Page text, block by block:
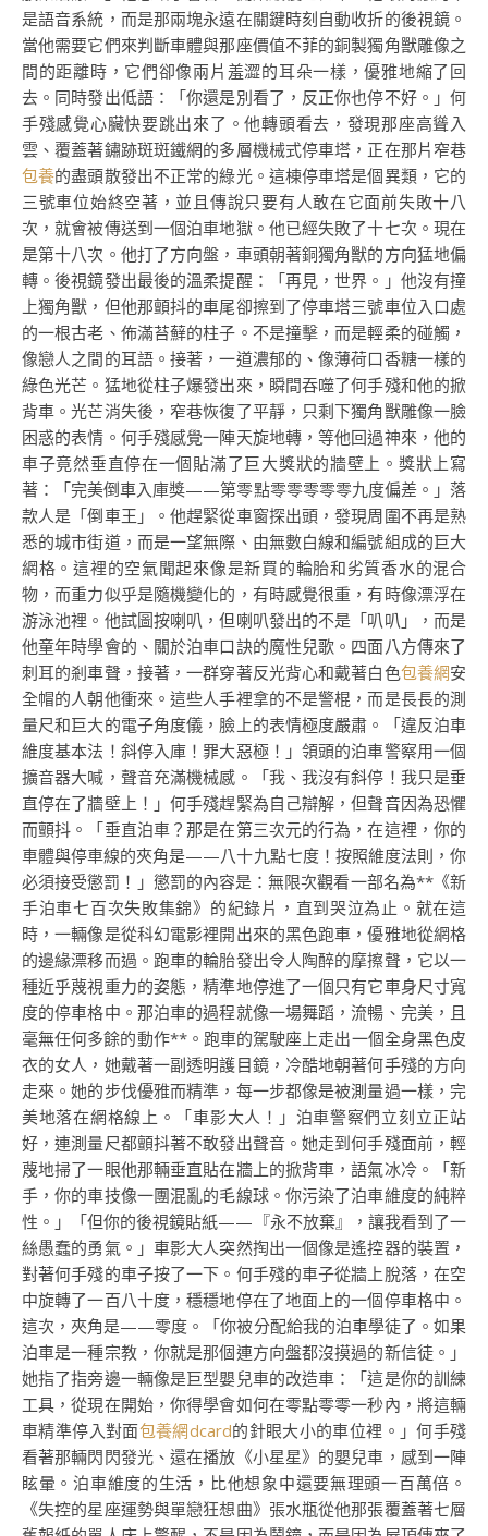
是語音系統，而是那兩塊永遠在關鍵時刻自動收折的後視鏡。
當他需要它們來判斷車體與那座價值不菲的銅製獨角獸雕像之
間的距離時，它們卻像兩片羞澀的耳朵一樣，優雅地縮了回
去。同時發出低語：「你還是別看了，反正你也停不好。」何
手殘感覺心臟快要跳出來了。他轉頭看去，發現那座高聳入
雲、覆蓋著鏽跡斑斑鐵網的多層機械式停車塔，正在那片窄巷
包養的盡頭散發出不正常的綠光。這棟停車塔是個異類，它的
三號車位始終空著，並且傳說只要有人敢在它面前失敗十八
次，就會被傳送到一個泊車地獄。他已經失敗了十七次。現在
是第十八次。他打了方向盤，車頭朝著銅獨角獸的方向猛地偏
轉。後視鏡發出最後的溫柔提醒：「再見，世界。」他沒有撞
上獨角獸，但他那顫抖的車尾卻擦到了停車塔三號車位入口處
的一根古老、佈滿苔蘚的柱子。不是撞擊，而是輕柔的碰觸，
像戀人之間的耳語。接著，一道濃郁的、像薄荷口香糖一樣的
綠色光芒。猛地從柱子爆發出來，瞬間吞噬了何手殘和他的掀
背車。光芒消失後，窄巷恢復了平靜，只剩下獨角獸雕像一臉
困惑的表情。何手殘感覺一陣天旋地轉，等他回過神來，他的
車子竟然垂直停在一個貼滿了巨大獎狀的牆壁上。獎狀上寫
著：「完美倒車入庫獎——第零點零零零零零九度偏差。」落
款人是「倒車王」。他趕緊從車窗探出頭，發現周圍不再是熟
悉的城市街道，而是一望無際、由無數白線和編號組成的巨大
網格。這裡的空氣聞起來像是新買的輪胎和劣質香水的混合
物，而重力似乎是隨機變化的，有時感覺很重，有時像漂浮在
游泳池裡。他試圖按喇叭，但喇叭發出的不是「叭叭」，而是
他童年時學會的、關於泊車口訣的魔性兒歌。四面八方傳來了
刺耳的剎車聲，接著，一群穿著反光背心和戴著白色包養網安
全帽的人朝他衝來。這些人手裡拿的不是警棍，而是長長的測
量尺和巨大的電子角度儀，臉上的表情極度嚴肅。「違反泊車
維度基本法！斜停入庫！罪大惡極！」領頭的泊車警察用一個
擴音器大喊，聲音充滿機械感。「我、我沒有斜停！我只是垂
直停在了牆壁上！」何手殘趕緊為自己辯解，但聲音因為恐懼
而顫抖。「垂直泊車？那是在第三次元的行為，在這裡，你的
車體與停車線的夾角是——八十九點七度！按照維度法則，你
必須接受懲罰！」懲罰的內容是：無限次觀看一部名為**《新
手泊車七百次失敗集錦》的紀錄片，直到哭泣為止。就在這
時，一輛像是從科幻電影裡開出來的黑色跑車，優雅地從網格
的邊緣漂移而過。跑車的輪胎發出令人陶醉的摩擦聲，它以一
種近乎蔑視重力的姿態，精準地停進了一個只有它車身尺寸寬
度的停車格中。那泊車的過程就像一場舞蹈，流暢、完美，且
毫無任何多餘的動作**。跑車的駕駛座上走出一個全身黑色皮
衣的女人，她戴著一副透明護目鏡，冷酷地朝著何手殘的方向
走來。她的步伐優雅而精準，每一步都像是被測量過一樣，完
美地落在網格線上。「車影大人！」泊車警察們立刻立正站
好，連測量尺都顫抖著不敢發出聲音。她走到何手殘面前，輕
蔑地掃了一眼他那輛垂直貼在牆上的掀背車，語氣冰冷。「新
手，你的車技像一團混亂的毛線球。你污染了泊車維度的純粹
性。」「但你的後視鏡貼紙——『永不放棄』，讓我看到了一
絲愚蠢的勇氣。」車影大人突然掏出一個像是遙控器的裝置，
對著何手殘的車子按了一下。何手殘的車子從牆上脫落，在空
中旋轉了一百八十度，穩穩地停在了地面上的一個停車格中。
這次，夾角是——零度。「你被分配給我的泊車學徒了。如果
泊車是一種宗教，你就是那個連方向盤都沒摸過的新信徒。」
她指了指旁邊一輛像是巨型嬰兒車的改造車：「這是你的訓練
工具，從現在開始，你得學會如何在零點零零一秒內，將這輛
車精準停入對面包養網dcard的針眼大小的車位裡。」何手殘
看著那輛閃閃發光、還在播放《小星星》的嬰兒車，感到一陣
眩暈。泊車維度的生活，比他想象中還要無理頭一百萬倍。
《失控的星座運勢與單戀狂想曲》張水瓶從他那張覆蓋著七層